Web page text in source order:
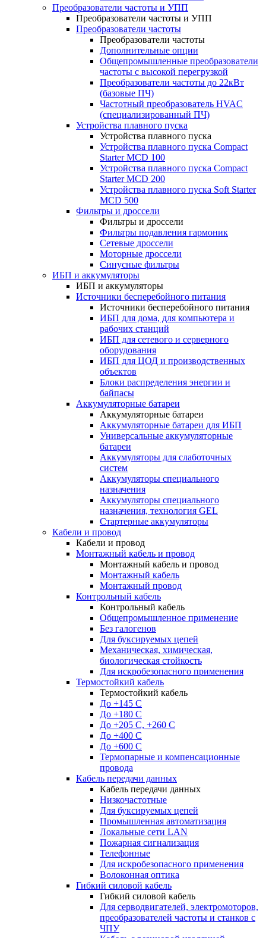
Преобразователи частоты и УПП
Преобразователи частоты и УПП
Преобразователи частоты
Преобразователи частоты
Дополнительные опции
Общепромышленные преобразователи
частоты с высокой перегрузкой
Преобразователи частоты до 22кВт
(базовые ПЧ)
Частотный преобразователь HVAC
(специализированный ПЧ)
Устройства плавного пуска
Устройства плавного пуска
Устройства плавного пуска Compact
Starter MCD 100
Устройства плавного пуска Compact
Starter MCD 200
Устройства плавного пуска Soft Starter
MCD 500
Фильтры и дроссели
Фильтры и дроссели
Фильтры подавления гармоник
Сетевые дроссели
Моторные дроссели
Синусные фильтры
ИБП и аккумуляторы
ИБП и аккумуляторы
Источники бесперебойного питания
Источники бесперебойного питания
ИБП для дома, для компьютера и
рабочих станций
ИБП для сетевого и серверного
оборудования
ИБП для ЦОД и производственных
объектов
Блоки распределения энергии и
байпасы
Аккумуляторные батареи
Аккумуляторные батареи
Аккумуляторные батареи для ИБП
Универсальные аккумуляторные
батареи
Аккумуляторы для слаботочных
систем
Аккумуляторы специального
назначения
Аккумуляторы специального
назначения, технология GEL
Стартерные аккумуляторы
Кабели и провод
Кабели и провод
Монтажный кабель и провод
Монтажный кабель и провод
Монтажный кабель
Монтажный провод
Контрольный кабель
Контрольный кабель
Общепромышленное применение
Без галогенов
Для буксируемых цепей
Механическая, химическая,
биологическая стойкость
Для искробезопасного применения
Термостойкий кабель
Термостойкий кабель
До +145 С
До +180 C
До +205 С, +260 С
До +400 C
До +600 С
Термопарные и компенсационные
провода
Кабель передачи данных
Кабель передачи данных
Низкочастотные
Для буксируемых цепей
Промышленная автоматизация
Локальные сети LAN
Пожарная сигнализация
Телефонные
Для искробезопасного применения
Волоконная оптика
Гибкий силовой кабель
Гибкий силовой кабель
Для серводвигателей, электромоторов,
преобразователей частоты и станков с
ЧПУ